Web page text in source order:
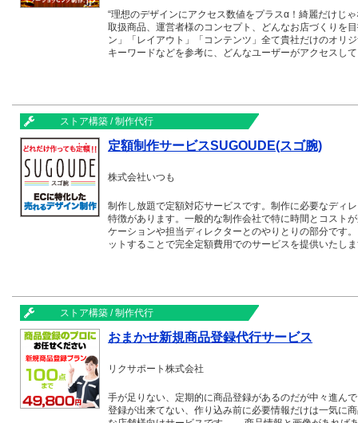
“理想のデザインにアクセス数値をプラスα！綺麗だけじ
取扱商品、運営者様のコンセプト、どんなお店づくりを目指
ン」「レイアウト」「コンテンツ」全て貴社だけのオリ
キーワードなどを参考に、どんなユーザーがアクセスしているか、 何を求めて回遊してい
ストア構築 / 制作代行
定額制作サービスSUGOUDE(スゴ腕)
株式会社いつも
制作し放題で定額対応サービスです。制作に必要なディ
特徴があります。一般的な制作会社で特に時間とコスト
ケーションや担当ディレクターとのやりとりの部分です
ットすることで完全定額費用でのサービスを提供いたし
ストア構築 / 制作代行
おまかせ新規商品登録代行サービス
リクサポート株式会社
手が足りない、定期的に商品登録があるのだが中々進ん
登録が出来てない、作り込み前に必要情報だけは一気に